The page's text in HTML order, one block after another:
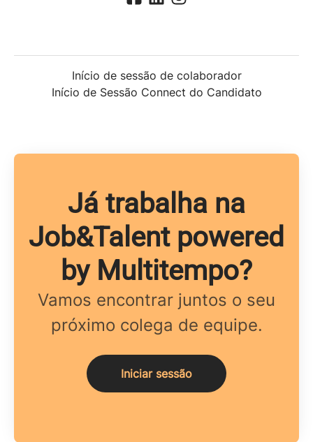
Início de sessão de colaborador
Início de Sessão Connect do Candidato
Já trabalha na
Job&Talent powered
by Multitempo?
Vamos encontrar juntos o seu
próximo colega de equipe.
Iniciar sessão